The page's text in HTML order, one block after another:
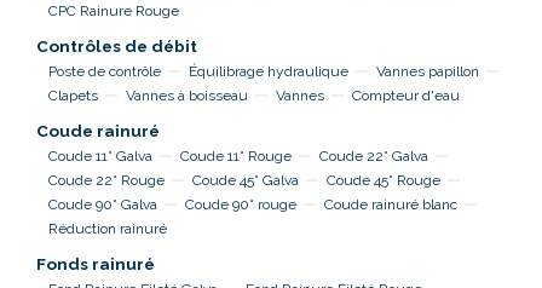
CPC Rainure Rouge
Contrôles de débit
Poste de contrôle Équilibrage hydraulique
Vannes papillon
Clapets
Vannes à boisseau Vannes Compteur d'eau
Coude rainuré
Coude 11° Galva Coude 11° Rouge
Coude 22° Galva
Coude 22° Rouge
Coude 45° Galva
Coude 45° Rouge
Coude 90° Galva
Coude 90° rouge
Coude rainuré blanc
Réduction rainuré
Fonds rainuré